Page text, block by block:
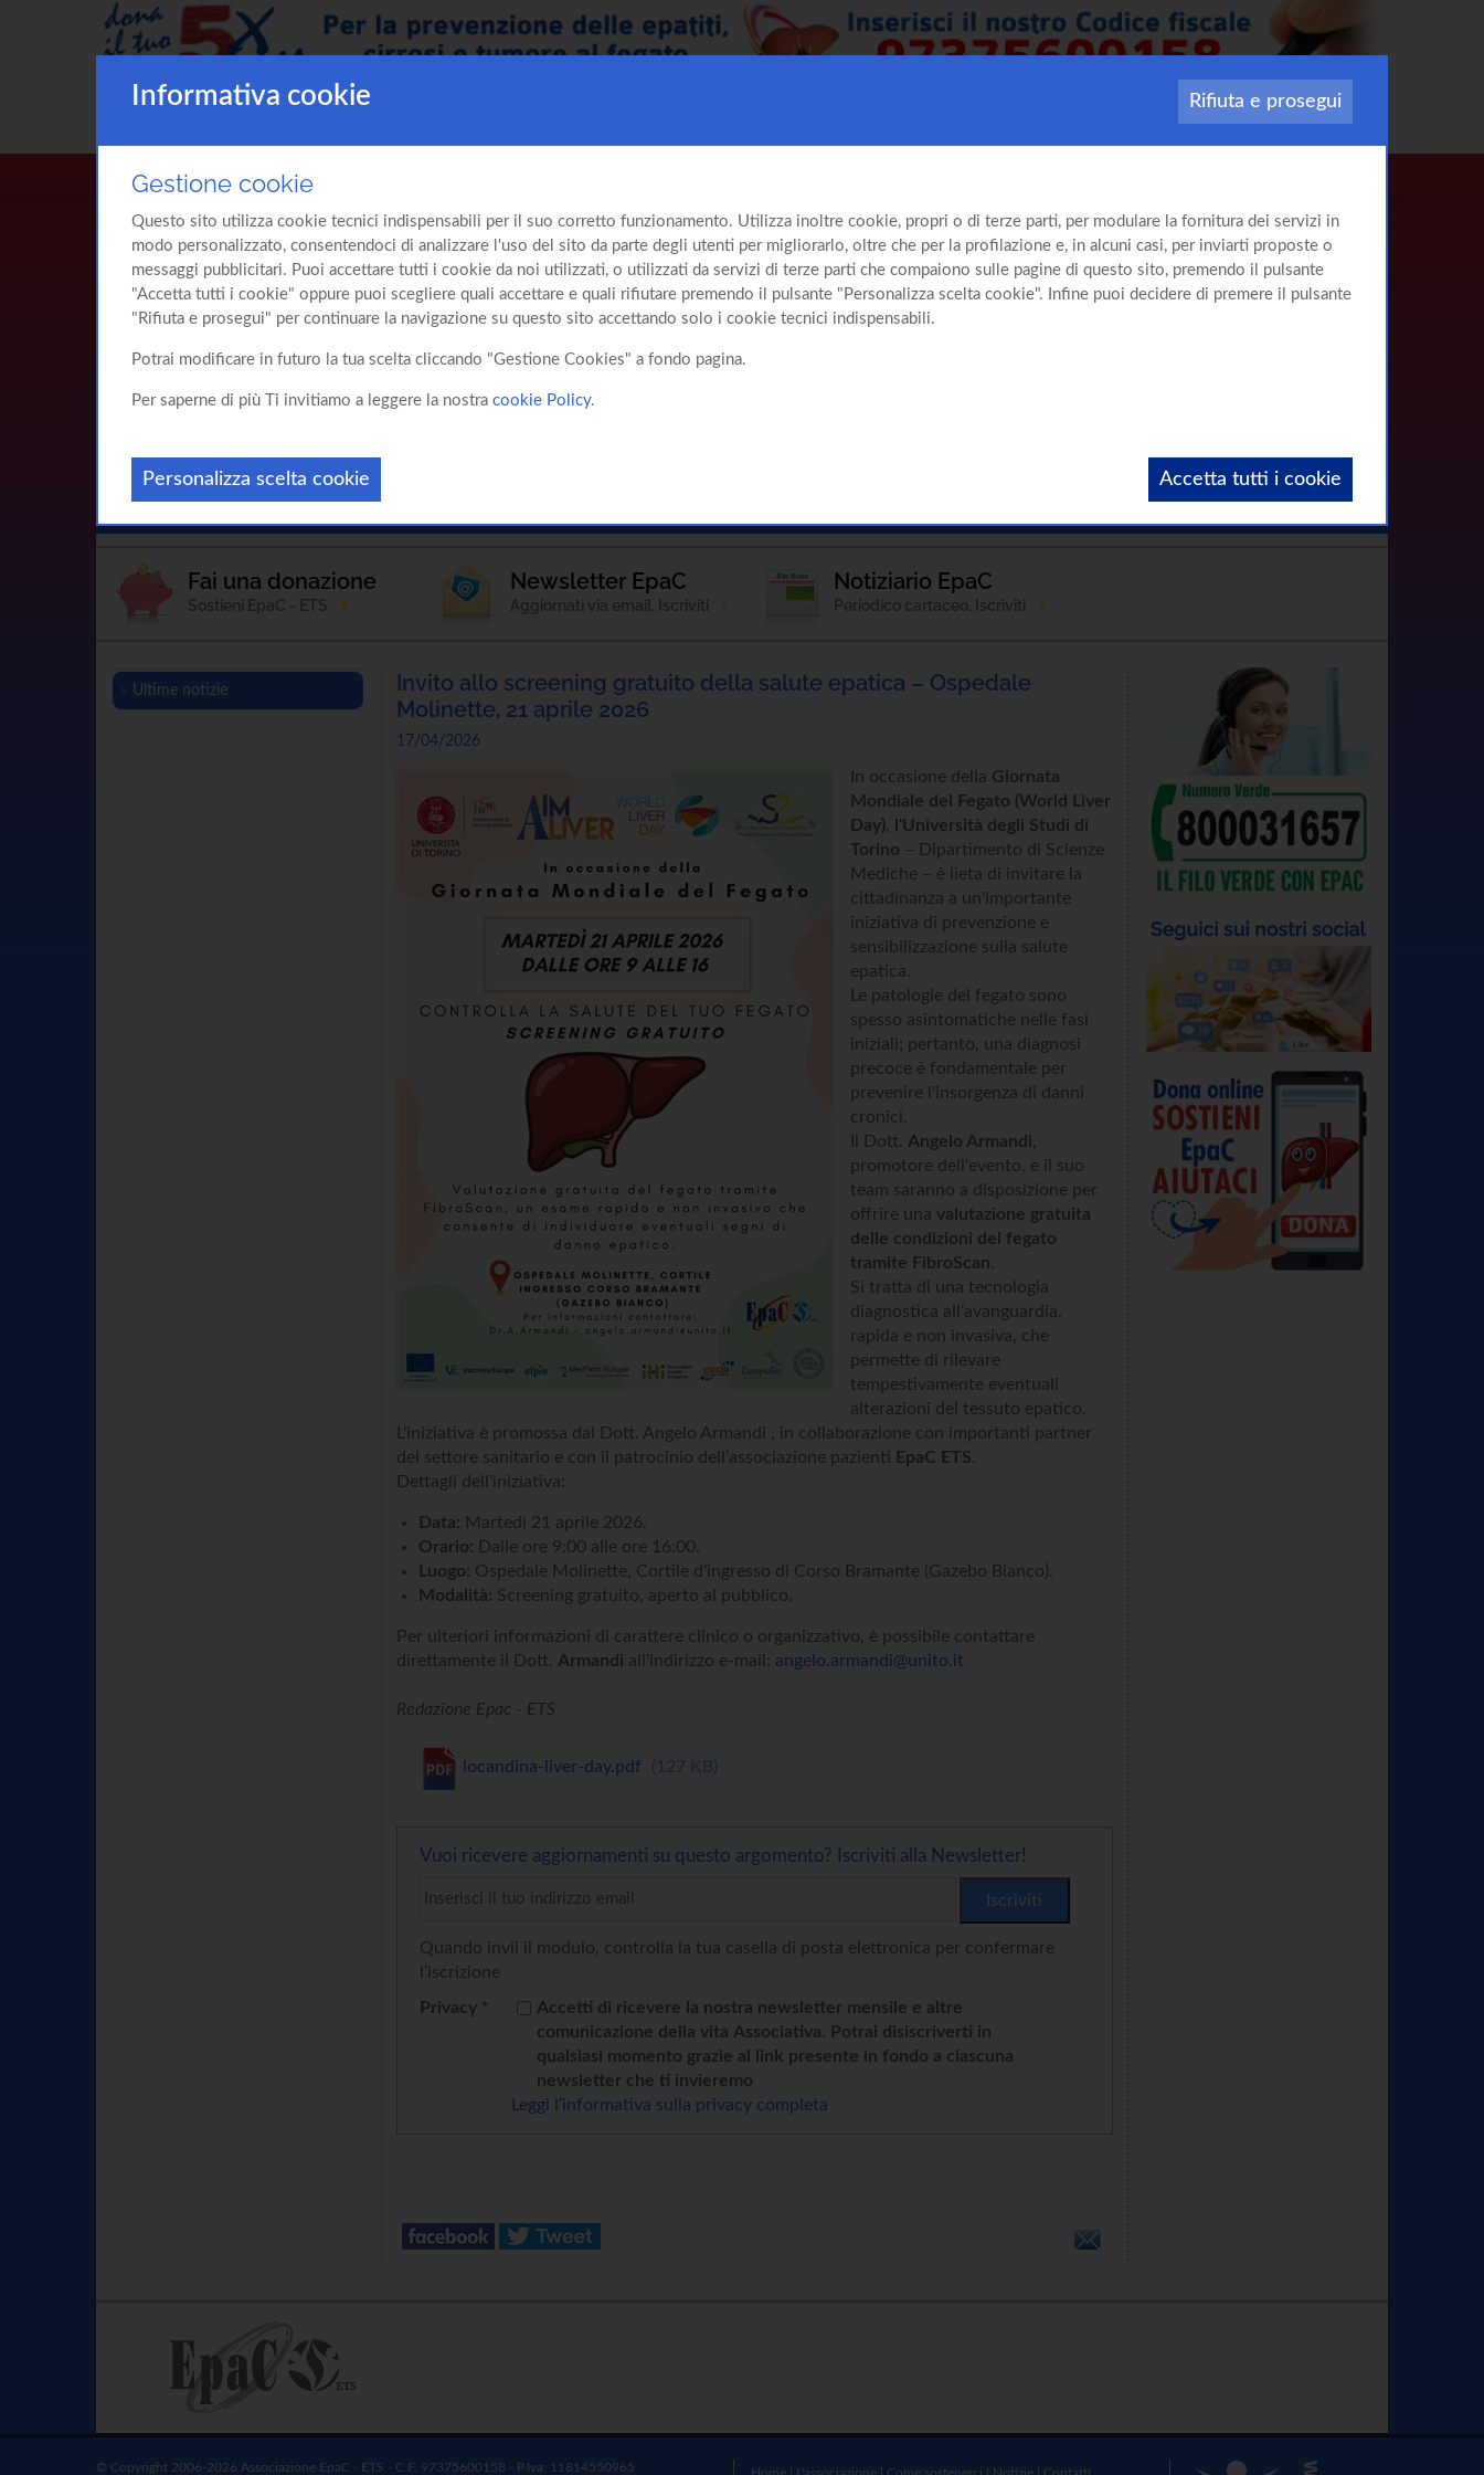
Fai una donazione
Sostieni EpaC - ETS
Newsletter EpaC
Aggiornati via email. Iscriviti
Notiziario EpaC
Periodico cartaceo. Iscriviti
Ultime notizie
Invito allo screening gratuito della salute epatica – Ospedale
Molinette, 21 aprile 2026
17/04/2026
In occasione della Giornata
Mondiale del Fegato (World Liver
Day)
l'Università degli Studi di
Torino – Dipartimento di Scienze
Mediche – è lieta di invitare la
cittadinanza a un'importante
iniziativa di prevenzione e
sensibilizzazione sulla salute
epatica.
Le patologie del fegato sono
spesso asintomatiche nelle fasi
iniziali; pertanto, una diagnosi
precoce è fondamentale per
prevenire l'insorgenza di danni
cronici.
Il Dott. Angelo Armandi
promotore dell'evento, e il suo
team saranno a disposizione per
offrire una valutazione gratuita
delle condizioni del fegato
tramite FibroScan.
Si tratta di una tecnologia
diagnostica all’avanguardia,
rapida e non invasiva, che
permette di rilevare
tempestivamente eventuali
alterazioni del tessuto epatico.
L'iniziativa è promossa dal Dott. Angelo Armandi
, in collaborazione con importanti partner
del settore sanitario e con il patrocinio dell’associazione pazienti EpaC ETS.
Dettagli dell'iniziativa:
Data: Martedì 21 aprile 2026.
Orario: Dalle ore 9:00 alle ore 16:00.
Luogo: Ospedale Molinette, Cortile d'ingresso di Corso Bramante (Gazebo Bianco).
Modalità: Screening gratuito, aperto al pubblico.
Per ulteriori informazioni di carattere clinico o organizzativo, è possibile contattare
direttamente il Dott. Armandi all'indirizzo e-mail: angelo.armandi@unito.it
Redazione Epac - ETS
locandina-liver-day.pdf 127 KB
Vuoi ricevere aggiornamenti su questo argomento? Iscriviti alla Newsletter!
Quando invii il modulo, controlla la tua casella di posta elettronica per confermare
l’iscrizione
Privacy *
Accetti di ricevere la nostra newsletter mensile e altre
comunicazione della vita Associativa. Potrai disiscriverti in
qualsiasi momento grazie al link presente in fondo a ciascuna
newsletter che ti invieremo
Leggi l’informativa sulla privacy completa
© Copyright 2006-2026 Associazione EpaC - ETS - C.F. 97375600158 - P.Iva: 11814550965
Informativa cookie Rifiuta e prosegui
Gestione cookie
Questo sito utilizza cookie tecnici indispensabili per il suo corretto funzionamento. Utilizza inoltre cookie, propri o di terze parti, per modulare la fornitura dei servizi in
modo personalizzato, consentendoci di analizzare l'uso del sito da parte degli utenti per migliorarlo, oltre che per la profilazione e, in alcuni casi, per inviarti proposte o
messaggi pubblicitari. Puoi accettare tutti i cookie da noi utilizzati, o utilizzati da servizi di terze parti che compaiono sulle pagine di questo sito, premendo il pulsante
"Accetta tutti i cookie" oppure puoi scegliere quali accettare e quali rifiutare premendo il pulsante "Personalizza scelta cookie". Infine puoi decidere di premere il pulsante
"Rifiuta e prosegui" per continuare la navigazione su questo sito accettando solo i cookie tecnici indispensabili.
Potrai modificare in futuro la tua scelta cliccando "Gestione Cookies" a fondo pagina.
Per saperne di più Ti invitiamo a leggere la nostra cookie Policy.
Personalizza scelta cookie Accetta tutti i cookie